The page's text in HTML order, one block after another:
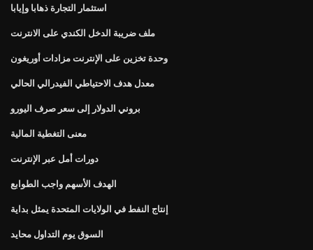
استثمار التجارة ذهابا وإيابا
ملف ضريبة الدخل الكندي على الانترنت
وحدة تخزين على الإنترنت مزادات أوريغون
معدل هدف الاحتياطي الفيدرالي الحالي
بروني الدولار إلى سعر صرف اليورو
معنى التغطية المالية
دورات أمل عبر الإنترنت
الهدف الأسهم واجب الطوابع
إنتاج النفط في الولايات المتحدة يمثل بداية
السوق يوم التداول محايد